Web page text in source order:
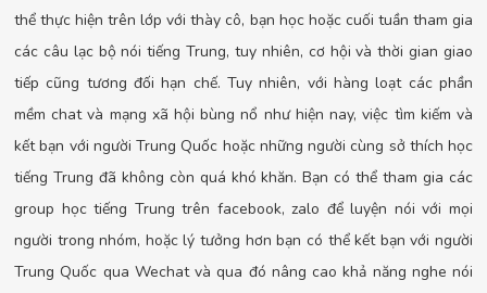
thể thực hiện trên lớp với thày cô, bạn học hoặc cuối tuần tham gia
các câu lạc bộ nói tiếng Trung, tuy nhiên, cơ hội và thời gian giao
tiếp cũng tương đối hạn chế. Tuy nhiên, với hàng loạt các phần
mềm chat và mạng xã hội bùng nổ như hiện nay, việc tìm kiếm và
kết bạn với người Trung Quốc hoặc những người cùng sở thích học
tiếng Trung đã không còn quá khó khăn. Bạn có thể tham gia các
group học tiếng Trung trên facebook, zalo để luyện nói với mọi
người trong nhóm, hoặc lý tưởng hơn bạn có thể kết bạn với người
Trung Quốc qua Wechat và qua đó nâng cao khả năng nghe nói